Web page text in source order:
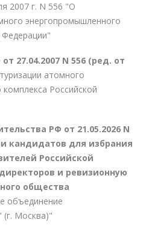
2007 г. N 556 "О
энергопромышленного
Федерации"
27.04.2007 N 556 (ред. от
атомного
Российской
РФ от 21.05.2026 N
кандидатов для избрания
Российской
и ревизионную
общества
объединение
(г. Москва)"